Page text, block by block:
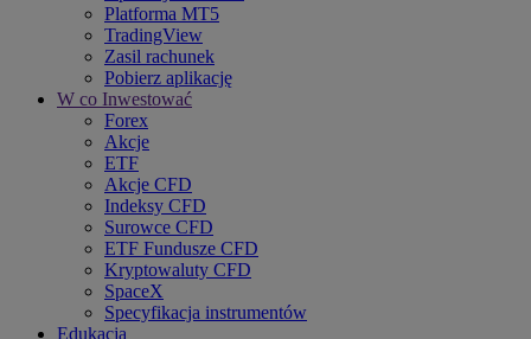
Platforma MT5
TradingView
Zasil rachunek
Pobierz aplikację
W co Inwestować
Forex
Akcje
ETF
Akcje CFD
Indeksy CFD
Surowce CFD
ETF Fundusze CFD
Kryptowaluty CFD
SpaceX
Specyfikacja instrumentów
Edukacja